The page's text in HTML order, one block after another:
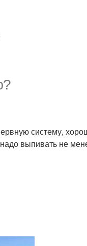
систему,
выпивать не